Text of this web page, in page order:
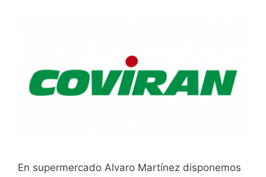
En supermercado Alvaro Martínez disponemos